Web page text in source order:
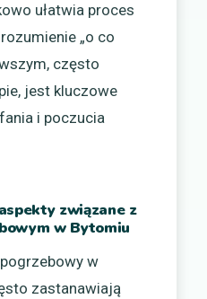
ułatwia proces
„o co
często
jest kluczowe
i poczucia
związane z
w Bytomiu
w
zastanawiają